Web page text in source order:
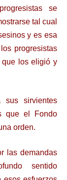
se
tal cual
y es esa
progresistas
que los eligió y
sirvientes
que el Fondo
orden.
las demandas
sentido